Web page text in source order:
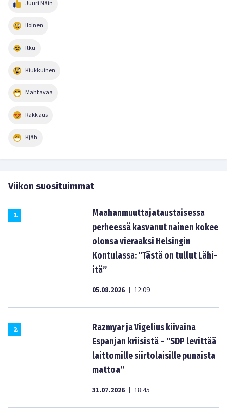
Juuri Näin
Iloinen
Itku
Kiukkuinen
Mahtavaa
Rakkaus
Kjäh
Viikon suosituimmat
1.
Maahanmuuttajataustaisessa
perheessä kasvanut nainen kokee
olonsa vieraaksi Helsingin
Kontulassa: ”Tästä on tullut Lähi-
itä”
05.08.2026 | 12:09
2.
Razmyar ja Vigelius kiivaina
Espanjan kriisistä – ”SDP levittää
laittomille siirtolaisille punaista
mattoa”
31.07.2026 | 18:45